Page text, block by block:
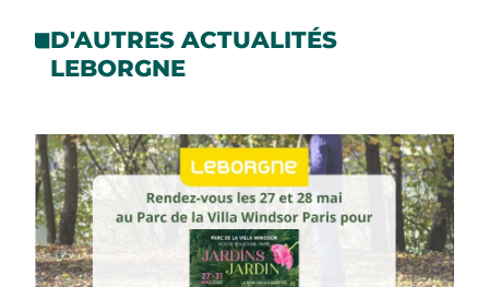
D'AUTRES ACTUALITÉS
LEBORGNE